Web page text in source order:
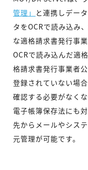
管理」
と連携しデー
タをOCRで読み込み
な適格請求書発行事
OCRで読み込んだ適
格請求書発行事業者
登録されていない場
確認する必要がなくな
電子帳簿保存法にも
先からメールやシス
元管理が可能です。